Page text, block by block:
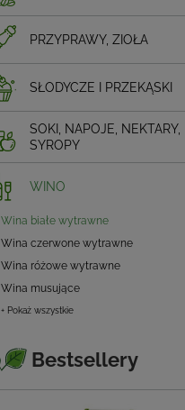
PRZYPRAWY, ZIOŁA
SŁODYCZE I PRZEKĄSKI
SOKI, NAPOJE, NEKTARY,
SYROPY
WINO
Wina białe wytrawne
Wina czerwone wytrawne
Wina różowe wytrawne
Wina musujące
+ Pokaż wszystkie
Bestsellery